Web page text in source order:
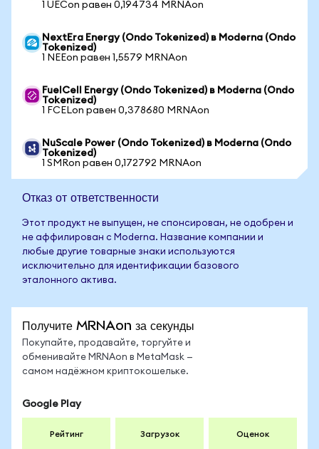
1 UECon равен 0,194734 MRNAon
NextEra Energy (Ondo Tokenized) в Moderna (Ondo
Tokenized)
1 NEEon равен 1,5579 MRNAon
FuelCell Energy (Ondo Tokenized) в Moderna (Ondo
Tokenized)
1 FCELon равен 0,378680 MRNAon
NuScale Power (Ondo Tokenized) в Moderna (Ondo
Tokenized)
1 SMRon равен 0,172792 MRNAon
Отказ от ответственности
Этот продукт не выпущен, не спонсирован, не одобрен и
не аффилирован с Moderna. Название компании и
любые другие товарные знаки используются
исключительно для идентификации базового
эталонного актива.
Получите MRNAon за секунды
Покупайте, продавайте, торгуйте и
обменивайте MRNAon в MetaMask —
самом надёжном криптокошельке.
Google Play
Рейтинг Загрузок Оценок